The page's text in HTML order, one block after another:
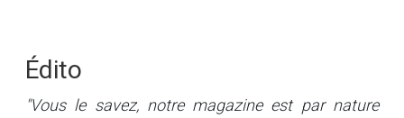
Édito
"Vous le savez, notre magazine est par nature